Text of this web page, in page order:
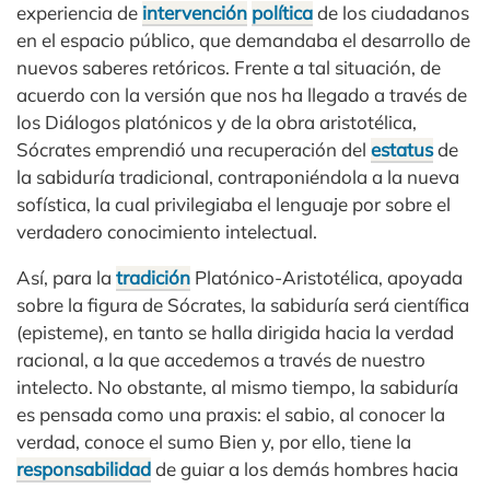
experiencia de intervención políticade los ciudadanos
en el espacio público, que demandaba el desarrollo de
nuevos saberes retóricos. Frente a tal situación, de
acuerdo con la versión que nos ha llegado a través de
los Diálogos platónicos y de la obra aristotélica,
Sócrates emprendió una recuperación del estatusde
la sabiduría tradicional, contraponiéndola a la nueva
sofística, la cual privilegiaba el lenguaje por sobre el
verdadero conocimiento intelectual.
Así, para la tradición Platónico-Aristotélica, apoyada
sobre la figura de Sócrates, la sabiduría será científica
(episteme), en tanto se halla dirigida hacia la verdad
racional, a la que accedemos a través de nuestro
intelecto. No obstante, al mismo tiempo, la sabiduría
es pensada como una praxis: el sabio, al conocer la
verdad, conoce el sumo Bien y, por ello, tiene la
responsabilidadde guiar a los demás hombres hacia